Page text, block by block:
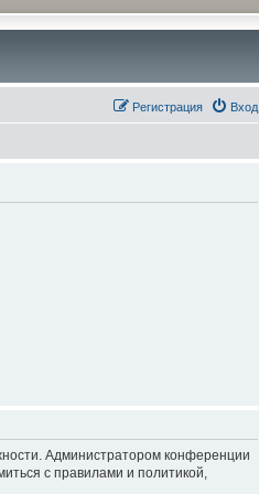
Вход
Регистрация
Администратором конференции
с правилами и политикой,